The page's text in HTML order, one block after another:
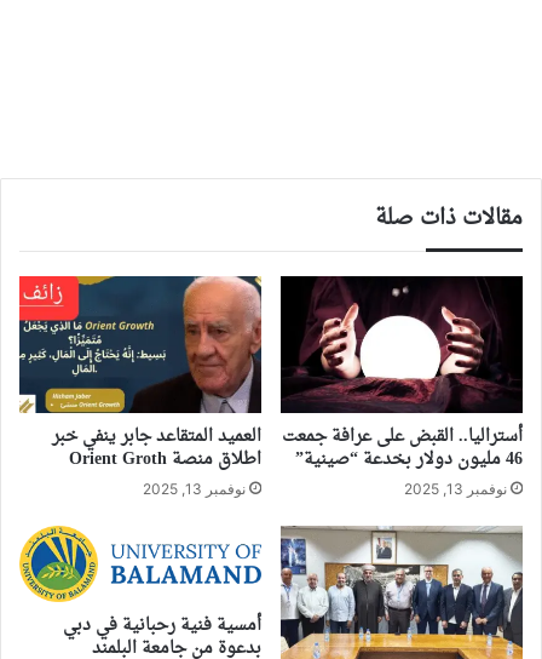
مقالات ذات صلة
أستراليا.. القبض على عرافة جمعت
46 مليون دولار بخدعة “صينية”
نوفمبر 13, 2025
العميد المتقاعد جابر ينفي خبر
اطلاق منصة Orient Groth
نوفمبر 13, 2025
أمسية فنية رحبانية في دبي
بدعوة من جامعة البلمند